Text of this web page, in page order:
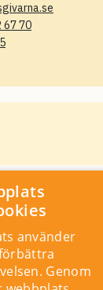
67 70
använder
Genom